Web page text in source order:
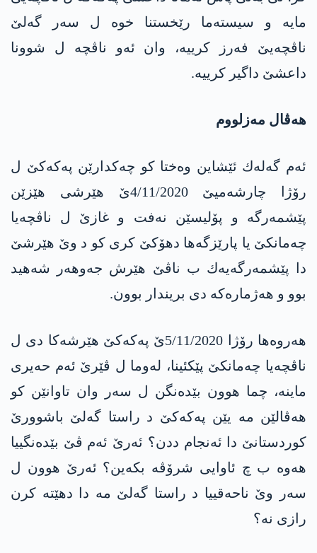
مایه‌ و سیسته‌ما رێخستنا خوه‌ ل سه‌ر گه‌لێ
ناڤچه‌یێ فه‌رز كرییه‌، وان ئه‌و ناڤچه‌ ل شوونا
داعشێ داگیر كرییه‌.
هه‌ڤال مه‌زلووم
ئه‌م گه‌له‌ك ئێشاین وه‌ختا كو چه‌كدارێن په‌كه‌كێ ل
رۆژا چارشه‌میێ 4/11/2020ێ هێرشی هێزێن
پێشمه‌رگه‌ و پۆلیسێن نه‌فت و غازێ ل ناڤچه‌یا
چه‌مانكێ یا پارێزگه‌ها دهۆكێ كری كو د وێ هێرشێ
دا پێشمه‌رگه‌یه‌ك ب ناڤێ هێرش جه‌وهه‌ر شه‌هید
بوو و هه‌ژماره‌كه‌ دی بریندار بوون.
هه‌روه‌ها رۆژا 5/11/2020ێ په‌كه‌كێ هێرشه‌كا دی ل
ناڤچه‌یا چه‌مانكێ پێكئینا، له‌وما ل ڤێرێ ئه‌م حه‌یری
ماینه‌، چما هوون بێده‌نگن ل سه‌ر وان تاوانێن كو
هه‌ڤالێن مه‌ یێن په‌كه‌كێ د راستا گه‌لێ باشوورێ
كوردستانێ دا ئه‌نجام ددن؟ ئه‌رێ ئه‌م ڤێ بێده‌نگییا
هه‌وه‌ ب چ ئاوایی شرۆڤه‌ بكه‌ین؟ ئه‌رێ هوون ل
سه‌ر وێ ناحه‌قییا د راستا گه‌لێ مه‌ دا دهێته‌ كرن
رازی نه‌؟